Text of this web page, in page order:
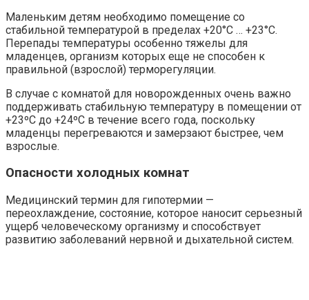
Маленьким детям необходимо помещение со
стабильной температурой в пределах +20°C … +23°C.
Перепады температуры особенно тяжелы для
младенцев, организм которых еще не способен к
правильной (взрослой) терморегуляции.
В случае с комнатой для новорожденных очень важно
поддерживать стабильную температуру в помещении от
+23ºC до +24ºC в течение всего года, поскольку
младенцы перегреваются и замерзают быстрее, чем
взрослые.
Опасности холодных комнат
Медицинский термин для гипотермии —
переохлаждение, состояние, которое наносит серьезный
ущерб человеческому организму и способствует
развитию заболеваний нервной и дыхательной систем.